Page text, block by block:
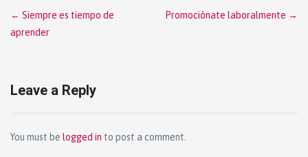
Post
navigation
← Siempre es tiempo de
aprender
Promociónate laboralmente →
Leave a Reply
You must be logged in to post a comment.